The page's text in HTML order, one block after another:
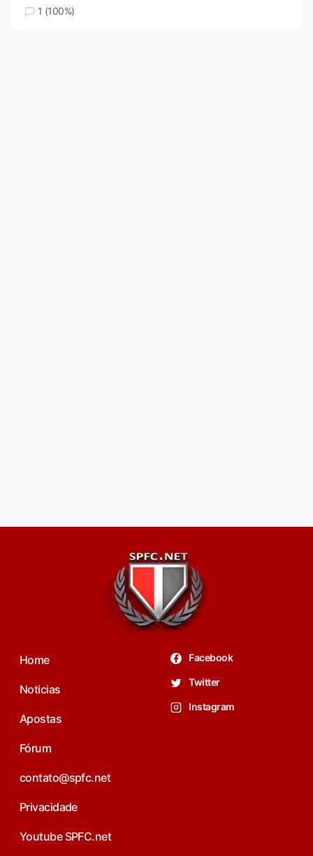
1 (100%)
Home
Noticias
Apostas
Fórum
contato@spfc.net
Privacidade
Youtube SPFC.net
Facebook
Twitter
Instagram